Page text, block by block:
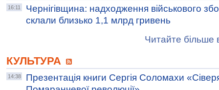
16:11
Чернігівщина: надходження військового
склали близько 1,1 млрд гривень
Читайте більше
КУЛЬТУРА
14:38
Презентація книги Сергія Соломахи